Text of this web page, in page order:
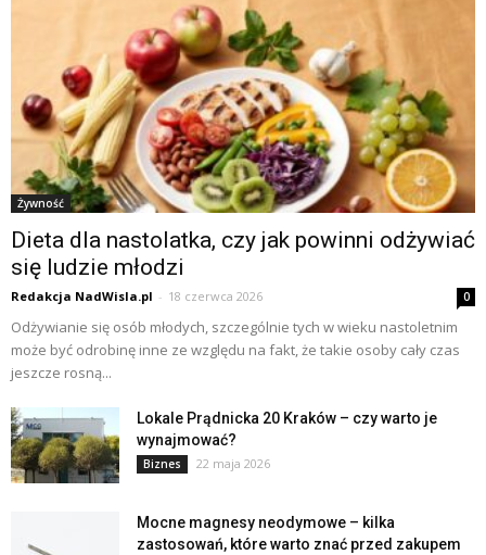
Żywność
Dieta dla nastolatka, czy jak powinni odżywiać
się ludzie młodzi
Redakcja NadWisla.pl - 18 czerwca 2026 0
Odżywianie się osób młodych, szczególnie tych w wieku nastoletnim
może być odrobinę inne ze względu na fakt, że takie osoby cały czas
jeszcze rosną...
Lokale Prądnicka 20 Kraków – czy warto je
wynajmować?
Biznes 22 maja 2026
Mocne magnesy neodymowe – kilka
zastosowań, które warto znać przed zakupem